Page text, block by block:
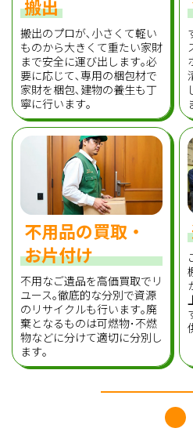
搬出
搬出のプロが､小さくて軽い
ものから大きくて重たい家財
まで安全に運び出します｡必
要に応じて､専用の梱包材で
家財を梱包､建物の養生も丁
寧に行います｡
不用品の買取・
お片付け
不用なご遺品を高価買取でリ
ユース｡徹底的な分別で資源
のリサイクルも行います｡廃
棄となるものは可燃物･不燃
物などに分けて適切に分別し
ます｡